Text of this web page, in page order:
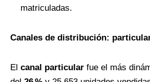
matriculadas.
Canales de distribución:
El canal particular fue el más